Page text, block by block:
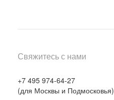
Свяжитесь с нами
+7 495 974-64-27
(для Москвы и Подмосковья)